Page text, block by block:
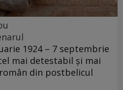
1924 – 7 septembrie
mai detestabil și mai
din postbelicul